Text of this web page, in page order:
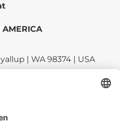
AMERICA
| WA 98374 | USA